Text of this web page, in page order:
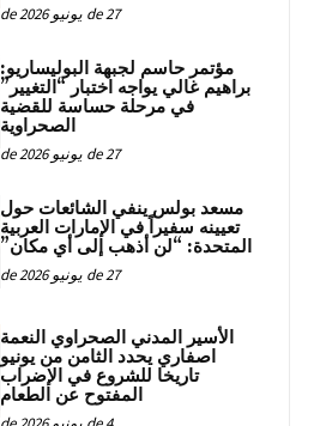
27 de يونيو de 2026
مؤتمر حاسم لجبهة البوليساريو:
براهيم غالي يواجه اختبار “التغيير”
في مرحلة حساسة للقضية
الصحراوية
27 de يونيو de 2026
مسعد بولس ينفي الشائعات حول
تعيينه سفيراً في الإمارات العربية
المتحدة: “لن أذهب إلى أي مكان”
27 de يونيو de 2026
الأسير المدني الصحراوي النعمة
اصفاري يحدد الثامن من يونيو
تاريخا للشروع في الإضراب
المفتوح عن الطعام